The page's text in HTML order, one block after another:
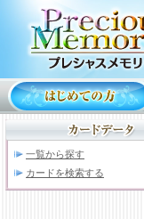
一覧から探す
カードを検索する